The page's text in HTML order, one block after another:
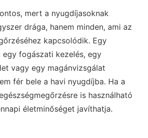
mert a nyugdíjasoknak
drága, hanem minden, ami az
kapcsolódik. Egy
egy fogászati kezelés, egy
vagy egy magánvizsgálat
fér bele a havi nyugdíjba. Ha a
is használható
életminőséget javíthatja.